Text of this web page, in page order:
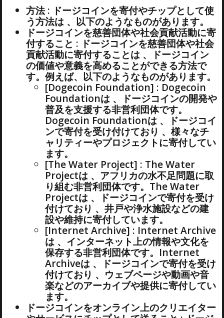
方法 : ドージコインを寄付やチップとして使
う方法は 、以下のようなものがあります。
ドージコインを慈善団体や社会貢献活動に寄
付すること : ドージコインを慈善団体や社会
貢献活動に寄付することは 、ドージコイン
の価値や意義を高めることができる方法で
す。例えば、以下のようなものがあります。
[Dogecoin Foundation] : Dogecoin
Foundationは 、ドージコインの開発や
普及を支援する非営利団体です。
Dogecoin Foundationは 、ドージコイ
ンで寄付を受け付けており 、様々なチ
ャリティーやプロジェクトに寄付してい
ます。
[The Water Project] : The Water
Projectは 、アフリカの水不足問題に取
り組む非営利団体です。The Water
Projectは 、ドージコインで寄付を受け
付けており 、井戸や浄水施設などの建
設や維持に寄付しています。
[Internet Archive] : Internet Archive
は 、インターネット上の情報や文化を
保存する非営利団体です。Internet
Archiveは 、ドージコインで寄付を受け
付けており 、ウェブページや動画や音
楽などのアーカイブや提供に寄付してい
ます。
ドージコインをオンライン上のクリエイター